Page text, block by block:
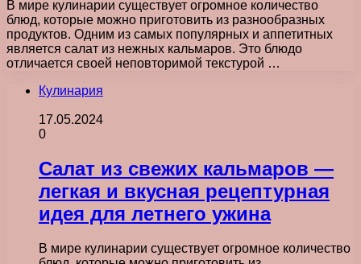
В мире кулинарии существует огромное количество
блюд, которые можно приготовить из разнообразных
продуктов. Одним из самых популярных и аппетитных
является салат из нежных кальмаров. Это блюдо
отличается своей неповторимой текстурой …
Кулинария
17.05.2024
0
Салат из свежих кальмаров —
легкая и вкусная рецептурная
идея для летнего ужина
В мире кулинарии существует огромное количество